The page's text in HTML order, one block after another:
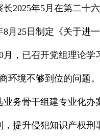
2025年5月在第二十
月25日制定《关于
，已召开党组理论
环境不够到位的问题。
务骨干组建专业化
提升侵犯知识产权